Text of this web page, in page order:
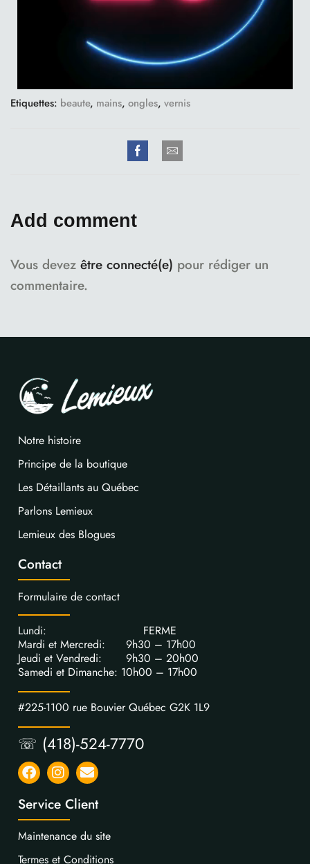
Etiquettes: beaute, mains, ongles, vernis
Add comment
Vous devez être connecté(e) pour rédiger un
commentaire.
Notre histoire
Principe de la boutique
Les Détaillants au Québec
Parlons Lemieux
Lemieux des Blogues
Contact
Formulaire de contact
Lundi: FERME
Mardi et Mercredi: 9h30 – 17h00
Jeudi et Vendredi: 9h30 – 20h00
Samedi et Dimanche: 10h00 – 17h00
#225-1100 rue Bouvier Québec G2K 1L9
☏ (418)-524-7770
Service Client
Maintenance du site
Termes et Conditions